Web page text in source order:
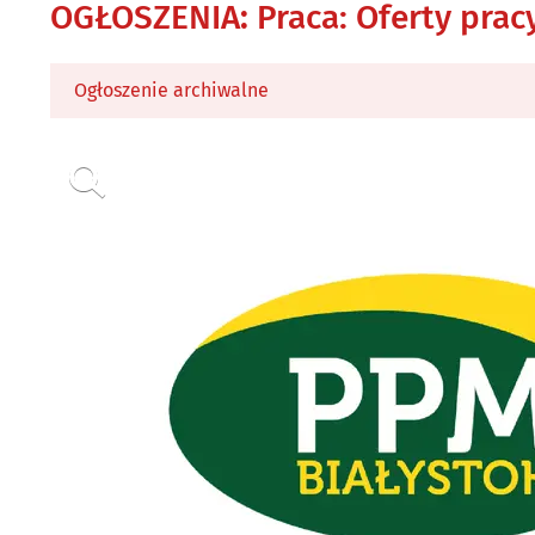
OGŁOSZENIA: Praca: Oferty
Ogłoszenie archiwalne